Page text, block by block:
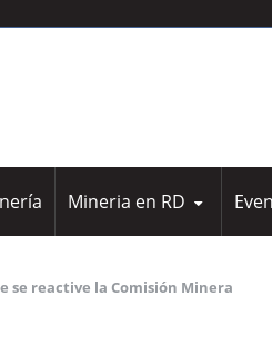
Mineria en RD
se reactive la Comisión Minera